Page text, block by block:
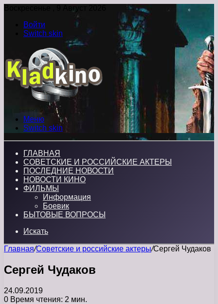
Воскресенье , 9 Август 2026
Войти
Switch skin
Меню
Switch skin
ГЛАВНАЯ
СОВЕТСКИЕ И РОССИЙСКИЕ АКТЕРЫ
ПОСЛЕДНИЕ НОВОСТИ
НОВОСТИ КИНО
ФИЛЬМЫ
Информация
Боевик
БЫТОВЫЕ ВОПРОСЫ
Искать
Главная/Советские и российские актеры/Сергей Чудаков
Сергей Чудаков
24.09.2019
0 Время чтения: 2 мин.